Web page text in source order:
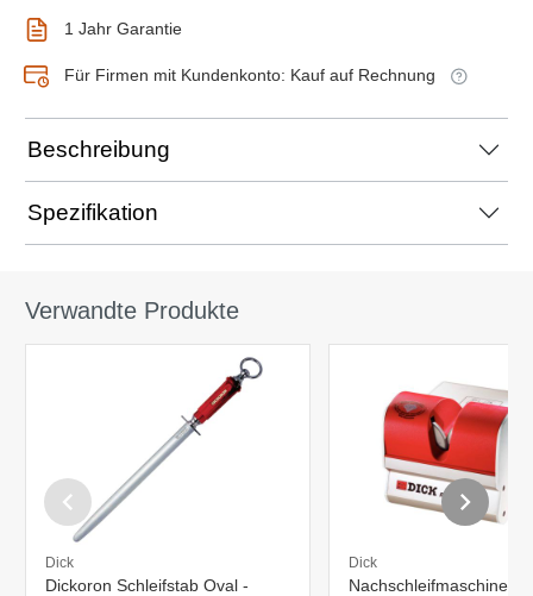
1 Jahr Garantie
Für Firmen mit Kundenkonto: Kauf auf Rechnung
Beschreibung
Spezifikation
Verwandte Produkte
Dick
Dickoron Schleifstab Oval -
Dick
Nachschleifmaschine